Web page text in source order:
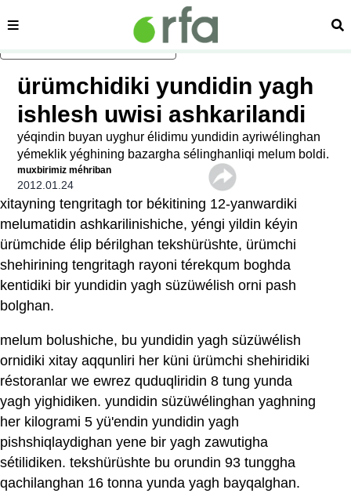
asasliq mezmungha atlang
sehipe
ürümchidiki yundidin yagh
ishlesh uwisi ashkarilandi
yéqindin buyan uyghur élidimu yundidin ayriwélinghan
yémeklik yéghining bazargha sélinghanliqi melum boldi.
muxbirimiz méhriban
2012.01.24
xitayning tengritagh tor békitining 12-yanwardiki
melumatidin ashkarilinishiche, yéngi yildin kéyin
ürümchide élip bérilghan tekshürüshte, ürümchi
shehirining tengritagh rayoni térekqum boghda
kentidiki bir yundidin yagh süzüwélish orni pash
bolghan.
melum bolushiche, bu yundidin yagh süzüwélish
ornidiki xitay aqqunliri her küni ürümchi shehiridiki
réstoranlar we ewrez quduqliridin 8 tung yunda
yagh yighidiken. yundidin süzüwélinghan yaghning
her kilogrami 5 yü'endin yundidin yagh
pishshiqlaydighan yene bir yagh zawutigha
sétilidiken. tekshürüshte bu orundin 93 tunggha
qachilanghan 16 tonna yunda yagh bayqalghan.